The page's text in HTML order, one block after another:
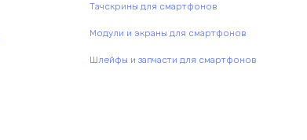
Тачскрины для смартфонов
Модули и экраны для смартфонов
Шлейфы и запчасти для смартфонов